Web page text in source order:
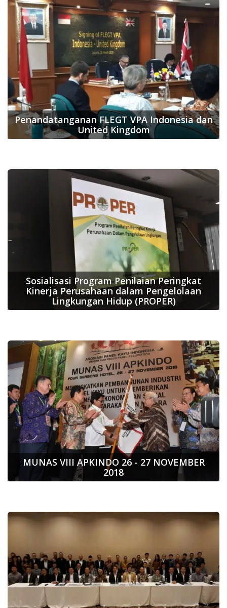
Penandatanganan FLEGT VPA Indonesia dan
United Kingdom
Sosialisasi Program Penilaian Peringkat
Kinerja Perusahaan dalam Pengelolaan
Lingkungan Hidup (PROPER)
MUNAS VIII APKINDO 26 - 27 NOVEMBER
2018